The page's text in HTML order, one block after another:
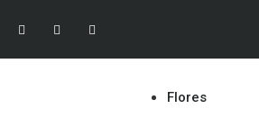
Flores